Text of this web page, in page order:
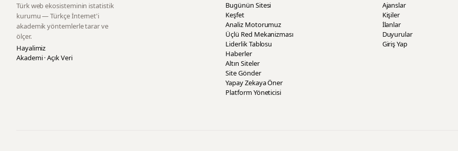
Türk web ekosisteminin istatistik
kurumu — Türkçe İnternet'i
akademik yöntemlerle tarar ve
ölçer.
Hayalimiz
Akademi · Açık Veri
Bugünün Sitesi
Keşfet
Analiz Motorumuz
Üçlü Red Mekanizması
Liderlik Tablosu
Haberler
Altın Siteler
Site Gönder
Yapay Zekaya Öner
Platform Yöneticisi
Ajanslar
Kişiler
İlanlar
Duyurular
Giriş Yap